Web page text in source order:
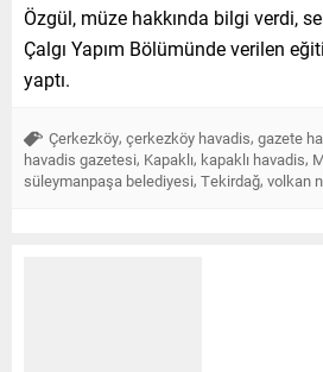
Özgül, müze hakkında bilgi verdi,
Çalgı Yapım Bölümünde verilen
yaptı.
Çerkezköy, çerkezköy havadis, gazete
havadis gazetesi, Kapaklı, kapaklı havadis,
süleymanpaşa belediyesi, Tekirdağ, volkan